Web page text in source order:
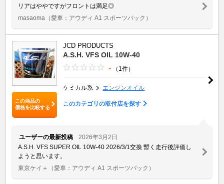
リアはややですがフロントは満足◎
masaoma （愛車：アウディ A1 スポーツバック）
この商品の
価格を比較する
JCD PRODUCTS
A.S.H. VFS OIL 10W-40
- （1件）
ケミカル系 エンジンオイル
このカテゴリの取付店を探す
ユーザーの最新投稿
2026年3月2日
A.S.H. VFS SUPER OIL 10W-40 2026/3/1交換 暫く走行後評価し
ようと思います。
東京ケイ＋
（愛車：アウディ A1 スポーツバック）